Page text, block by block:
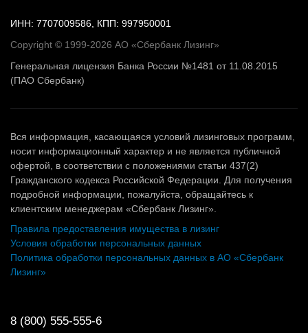
ИНН: 7707009586, КПП: 997950001
Copyright © 1999-2026 АО «Сбербанк Лизинг»
Генеральная лицензия Банка России №1481 от 11.08.2015
(ПАО Сбербанк)
Вся информация, касающаяся условий лизинговых программ,
носит информационный характер и не является публичной
офертой, в соответствии с положениями статьи 437(2)
Гражданского кодекса Российской Федерации. Для получения
подробной информации, пожалуйста, обращайтесь к
клиентским менеджерам «Сбербанк Лизинг».
Правила предоставления имущества в лизинг
Условия обработки персональных данных
Политика обработки персональных данных в АО «Сбербанк
Лизинг»
8 (800) 555-555-6